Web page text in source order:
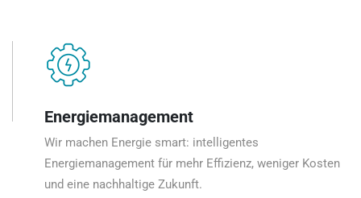
Energiemanagement
Wir machen Energie smart: intelligentes
Energiemanagement für mehr Effizienz, weniger Kosten
und eine nachhaltige Zukunft.